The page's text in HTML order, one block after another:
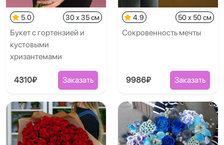
5.0 30 x 35 см
Букет с гортензией и
кустовыми
хризантемами
4310₽ Заказать
4.9 50 x 50 см
Сокровенность мечты
9986₽ Заказать